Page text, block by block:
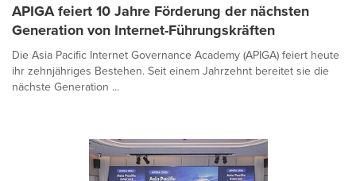
APIGA feiert 10 Jahre Förderung der nächsten
Generation von Internet-Führungskräften
Die Asia Pacific Internet Governance Academy (APIGA) feiert heute
ihr zehnjähriges Bestehen. Seit einem Jahrzehnt bereitet sie die
nächste Generation ...